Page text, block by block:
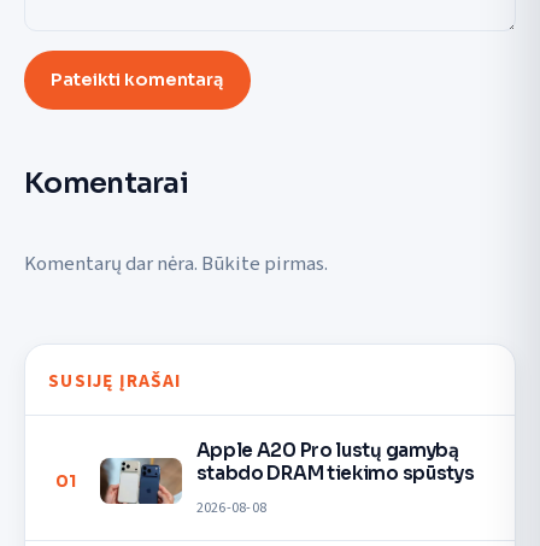
Pateikti komentarą
Komentarai
Komentarų dar nėra. Būkite pirmas.
SUSIJĘ ĮRAŠAI
01
Apple A20 Pro lustų gamybą
stabdo DRAM tiekimo spūstys
2026-08-08